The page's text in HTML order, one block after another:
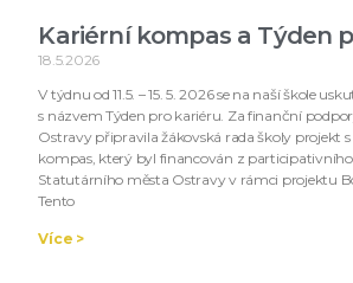
Kariérní kompas a Týden
18.5.2026
V týdnu od 11.5. – 15. 5. 2026 se na naší škole
s názvem Týden pro kariéru. Za finanční
Ostravy připravila žákovská rada školy projekt
kompas, který byl financován z
Statutárního města Ostravy v rámci projektu
Tento
Více >